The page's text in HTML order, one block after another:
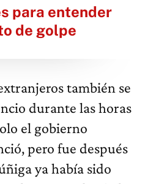
para entender
de golpe
también se
durante las horas
el gobierno
pero fue después
ya había sido